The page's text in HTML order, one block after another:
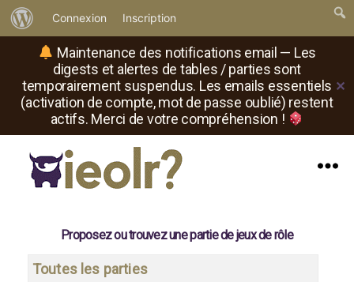
Maintenance des notifications email — Les
digests et alertes de tables / parties sont
temporairement suspendus. Les emails essentiels
(activation de compte, mot de passe oublié) restent
actifs. Merci de votre compréhension !
✕
propos
de
WordPress
Connexion Inscription
rôliste
Proposez ou trouvez une partie de jeux de rôle
Toutes les parties